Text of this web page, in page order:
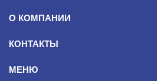
О КОМПАНИИ
КОНТАКТЫ
МЕНЮ